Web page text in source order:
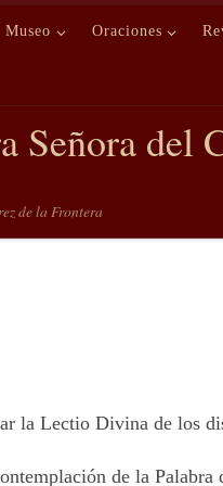
Museo Oraciones
Señora del
de la Frontera
la Lectio Divina de los
de la